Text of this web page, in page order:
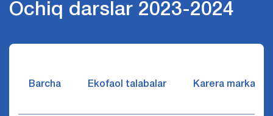
Ochiq darslar 2023-2024
Barcha Ekofaol talabalar Karera markazi